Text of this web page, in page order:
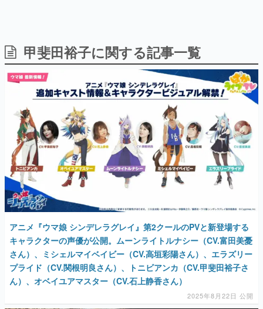
日本のモバイルゲーム史における主要なトピック・タイト
ルを網羅するほか、開発者へのインタビューや識者による
解説を掲載。約20年の歴史が一望できる決定版！
若ゲのいたり〜ゲームクリエイターの青春〜
『うつヌケ』『ペンと箸』等で知られるマンガ家・田中圭
一先生によるゲーム業界レポートマンガです。
なんでゲームは面白い？
ゲーム開発者・hamatsu氏がゲームの魅力を画面や操作の
具体的な形から解き明かしていく、硬派で骨太な評論連載
です。
ゲームが変えた日本語
「経験値」「裏技」「ラスボス」… ゲームにまつわる言葉
イニーP氏が徹底調査。
カテゴリ
特集記事
マンガ
女性向け
アニメ『ウマ娘 シンデレラグレイ』第2クールのPVと新登場する
キャラクターの声優が公開。ムーンライトルナシー（CV.富田美憂
さん）、ミシェルマイベイビー（CV.高垣彩陽さん）、エラズリー
プライド（CV.関根明良さん）、トニビアンカ（CV.甲斐田裕子さ
ん）、オベイユアマスター（CV.石上静香さん）
2025年8月22日 公開